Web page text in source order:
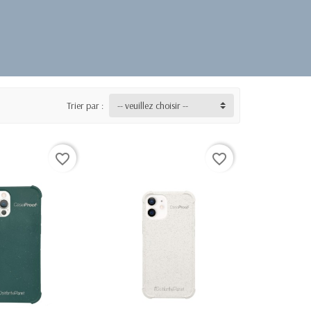
Trier par : -- veuillez choisir --
favorite_border favorite_border